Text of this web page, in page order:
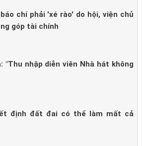
chí phải 'xé rào' do hội, viện chủ
góp tài chính
"Thu nhập diễn viên Nhà hát không
định đất đai có thể làm mất cả